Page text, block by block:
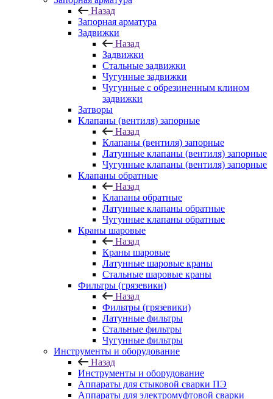
Назад
Запорная арматура
Задвижки
Назад
Задвижки
Стальные задвижки
Чугунные задвижки
Чугунные с обрезиненным клином
задвижки
Затворы
Клапаны (вентиля) запорные
Назад
Клапаны (вентиля) запорные
Латунные клапаны (вентиля) запорные
Чугунные клапаны (вентиля) запорные
Клапаны обратные
Назад
Клапаны обратные
Латунные клапаны обратные
Чугунные клапаны обратные
Краны шаровые
Назад
Краны шаровые
Латунные шаровые краны
Стальные шаровые краны
Фильтры (грязевики)
Назад
Фильтры (грязевики)
Латунные фильтры
Стальные фильтры
Чугунные фильтры
Инструменты и оборудование
Назад
Инструменты и оборудование
Аппараты для стыковой сварки ПЭ
Аппараты для электромуфтовой сварки